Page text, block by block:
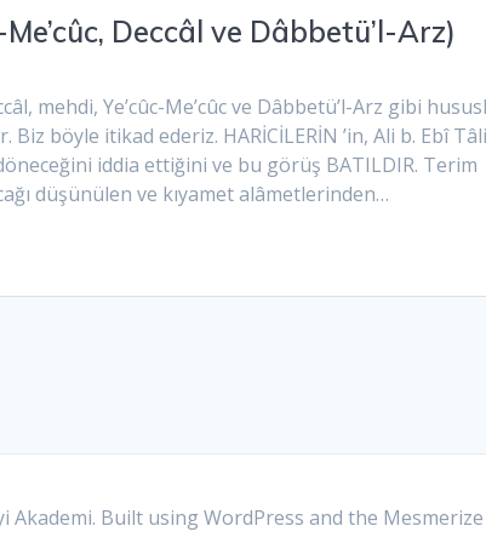
Deccâl ve Dâbbetü’l-Arz)
mehdi, Ye’cûc-Me’cûc ve Dâbbetü’l-Arz gibi
Biz böyle itikad ederiz. HARİCİLERİN ’in, Ali b. Ebî
iddia ettiğini ve bu görüş BATILDIR. Terim
düşünülen ve kıyamet alâmetlerinden…
Built using WordPress and the